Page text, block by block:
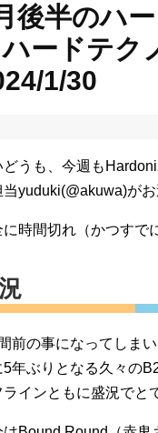
後半のハ
ハードテク
1/30
どうも、今週も
当yuduki(@akuwa)が
に時間切れ（かつすで
前の事になってしま
5年ぶりとなる久々の
ラインともに盛況でと